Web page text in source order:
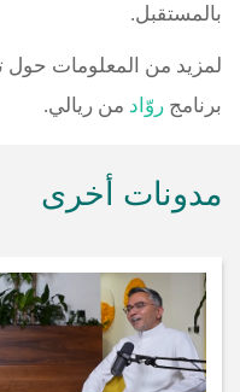
بالمستقبل.
لمزيد من المعلومات حول
برنامج روّاد من ريالي.
مدونات أخرى